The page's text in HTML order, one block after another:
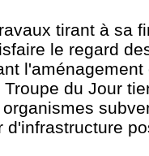
tirant à sa
le regard
du Jour
d'infrastructure